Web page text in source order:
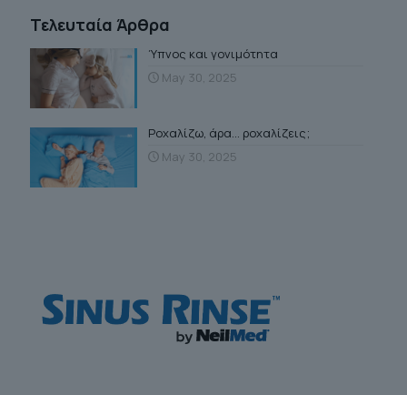
Τελευταία Άρθρα
Ύπνος και γονιμότητα
May 30, 2025
Ροχαλίζω, άρα… ροχαλίζεις;
May 30, 2025